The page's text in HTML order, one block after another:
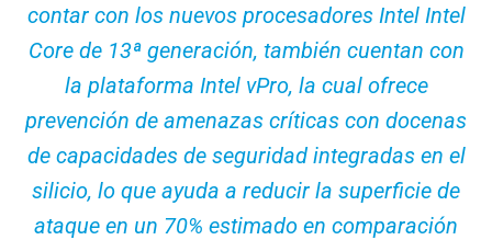
contar con los nuevos procesadores Intel Intel
Core de 13ª generación, también cuentan con
la plataforma Intel vPro, la cual ofrece
prevención de amenazas críticas con docenas
de capacidades de seguridad integradas en el
silicio, lo que ayuda a reducir la superficie de
ataque en un 70% estimado en comparación